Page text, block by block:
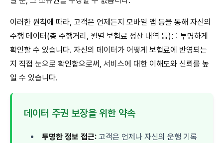
이러한 원칙에 따라, 고객은 언제든지 모바일 앱 등을 통해 자신의
주행 데이터(총 주행거리, 월별 보험료 정산 내역 등)를 투명하게
확인할 수 있습니다. 자신의 데이터가 어떻게 보험료에 반영되는
지 직접 눈으로 확인함으로써, 서비스에 대한 이해도와 신뢰를 높
일 수 있습니다.
데이터 주권 보장을 위한 약속
투명한 정보 접근: 고객은 언제나 자신의 운행 기록